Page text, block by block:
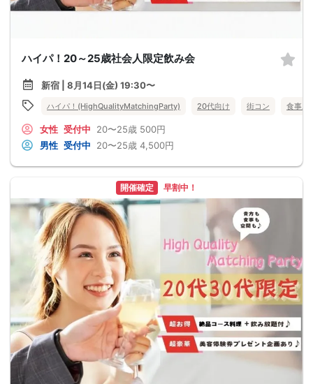
ハイパ！20～25歳社会人限定飲み会
新宿 | 8月14日(金) 19:30〜
ハイパ！(HighQualityMatchingParty) 20代向け 街コン 食事あ
女性 受付中 20〜25歳 500円
男性 受付中 20〜25歳 4,500円
開催確定 早割中！